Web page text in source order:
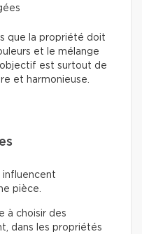
que la propriété doit
et le mélange
est surtout de
et harmonieuse.
influencent
pièce.
à choisir des
dans les propriétés